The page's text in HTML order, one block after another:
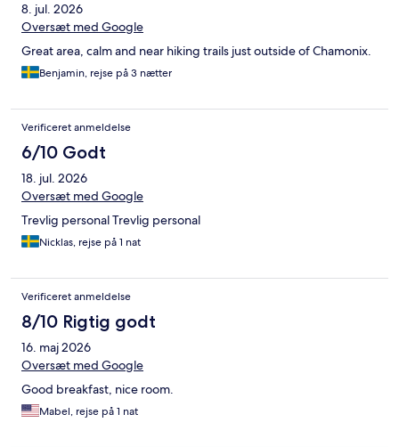
8. jul. 2026
Oversæt med Google
Great area, calm and near hiking trails just outside of Chamonix.
Benjamin, rejse på 3 nætter
Verificeret anmeldelse
6/10 Godt
18. jul. 2026
Oversæt med Google
Trevlig personal Trevlig personal
Nicklas, rejse på 1 nat
Verificeret anmeldelse
8/10 Rigtig godt
16. maj 2026
Oversæt med Google
Good breakfast, nice room.
Mabel, rejse på 1 nat